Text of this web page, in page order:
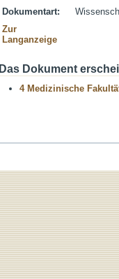
Dokumentart:
Zur
Langanzeige
Das Dokument
4 Medizinische